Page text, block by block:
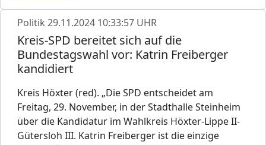
Politik 29.11.2024 10:33:57 UHR
Kreis-SPD bereitet sich auf die
Bundestagswahl vor: Katrin Freiberger
kandidiert
Kreis Höxter (red). „Die SPD entscheidet am
Freitag, 29. November, in der Stadthalle Steinheim
über die Kandidatur im Wahlkreis Höxter-Lippe II-
Gütersloh III. Katrin Freiberger ist die einzige